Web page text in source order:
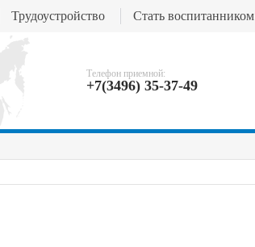
Телефон приемной:
+7(3496) 35-37-49
Трудоустройство Стать воспитанником